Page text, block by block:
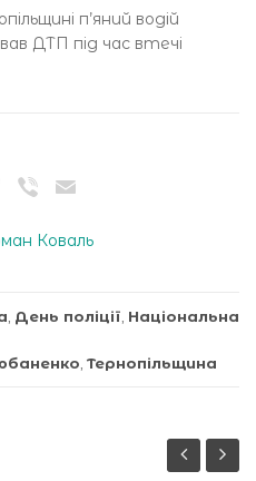
п’яний водій
ДТП під час втечі
Telegram
Viber
Коваль
День поліції Національна
Тернопільщина